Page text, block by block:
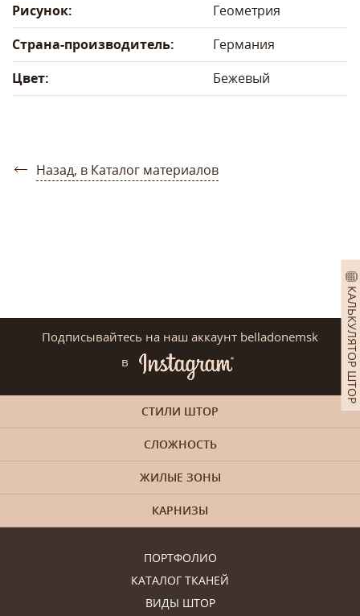
КАЛЬКУЛЯТОР ШТОР
Рисунок:
Геометрия
Страна-производитель:
Германия
Цвет:
Бежевый
Назад, в Каталог материалов
Подписывайтесь на наш аккаунт belladonemsk
в
ПОРТФОЛИО
КАТАЛОГ ТКАНЕЙ
ВИДЫ ШТОР
СТИЛИ ШТОР
СЛОЖНОСТЬ
ЖИЛЫЕ ЗОНЫ
КАРНИЗЫ